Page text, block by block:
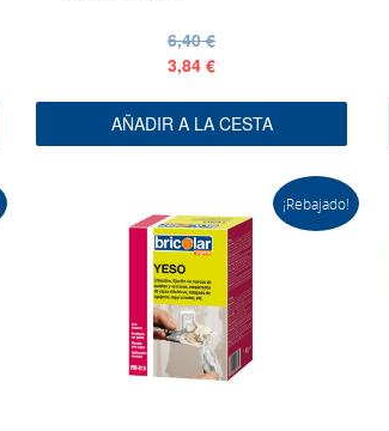
6,40 €
3,84 €
AÑADIR A LA CESTA
¡Rebajado!